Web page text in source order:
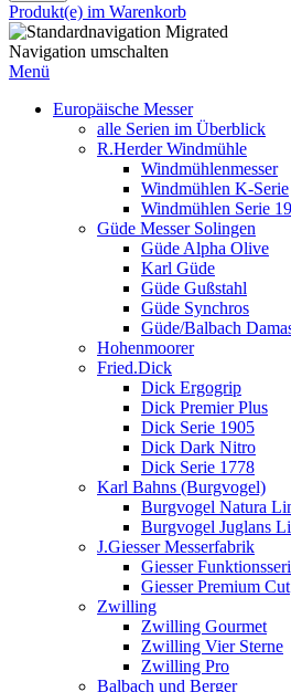
Produkt(e) im Warenkorb
Navigation umschalten
Menü
Europäische Messer
alle Serien im Überblick
R.Herder Windmühle
Windmühlenmesser
Windmühlen K-Serie
Windmühlen Serie
Güde Messer Solingen
Güde Alpha Olive
Karl Güde
Güde Gußstahl
Güde Synchros
Güde/Balbach
Hohenmoorer
Fried.Dick
Dick Ergogrip
Dick Premier Plus
Dick Serie 1905
Dick Dark Nitro
Dick Serie 1778
Karl Bahns (Burgvogel)
Burgvogel Natura
Burgvogel Juglans
J.Giesser Messerfabrik
Giesser
Giesser Premium Cut
Zwilling
Zwilling Gourmet
Zwilling Vier Sterne
Zwilling Pro
Balbach und Berger